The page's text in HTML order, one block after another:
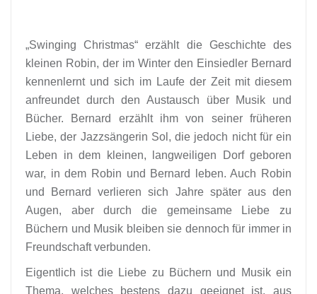
„Swinging Christmas“ erzählt die Geschichte des
kleinen Robin, der im Winter den Einsiedler Bernard
kennenlernt und sich im Laufe der Zeit mit diesem
anfreundet durch den Austausch über Musik und
Bücher. Bernard erzählt ihm von seiner früheren
Liebe, der Jazzsängerin Sol, die jedoch nicht für ein
Leben in dem kleinen, langweiligen Dorf geboren
war, in dem Robin und Bernard leben. Auch Robin
und Bernard verlieren sich Jahre später aus den
Augen, aber durch die gemeinsame Liebe zu
Büchern und Musik bleiben sie dennoch für immer in
Freundschaft verbunden.
Eigentlich ist die Liebe zu Büchern und Musik ein
Thema, welches bestens dazu geeignet ist, aus